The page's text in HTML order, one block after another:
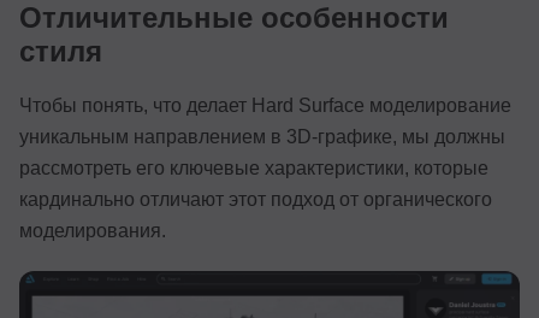
Отличительные особенности
стиля
Чтобы понять, что делает Hard Surface моделирование
уникальным направлением в 3D-графике, мы должны
рассмотреть его ключевые характеристики, которые
кардинально отличают этот подход от органического
моделирования.